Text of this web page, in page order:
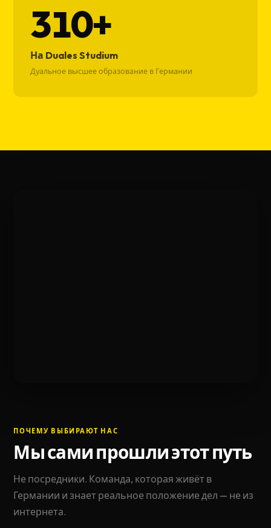
310+
На Duales Studium
Дуальное высшее образование в Германии
ПОЧЕМУ ВЫБИРАЮТ НАС
Мы сами прошли этот путь
Не посредники. Команда, которая живёт в
Германии и знает реальное положение дел — не из
интернета.